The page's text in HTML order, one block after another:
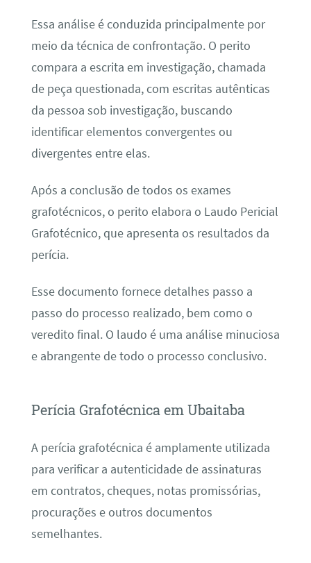
Essa análise é conduzida principalmente por
meio da técnica de confrontação. O perito
compara a escrita em investigação, chamada
de peça questionada, com escritas autênticas
da pessoa sob investigação, buscando
identificar elementos convergentes ou
divergentes entre elas.
Após a conclusão de todos os exames
grafotécnicos, o perito elabora o Laudo Pericial
Grafotécnico, que apresenta os resultados da
perícia.
Esse documento fornece detalhes passo a
passo do processo realizado, bem como o
veredito final. O laudo é uma análise minuciosa
e abrangente de todo o processo conclusivo.
Perícia Grafotécnica em Ubaitaba
A perícia grafotécnica é amplamente utilizada
para verificar a autenticidade de assinaturas
em contratos, cheques, notas promissórias,
procurações e outros documentos
semelhantes.